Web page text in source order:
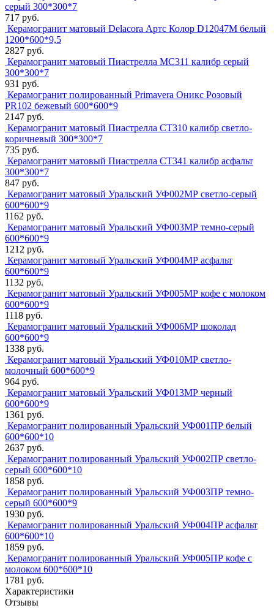
серый 300*300*7
717 руб.
Керамогранит матовый Delacora Артс Колор D12047M белый
1200*600*9,5
2827 руб.
Керамогранит матовый Пиастрелла МС311 калибр серый
300*300*7
931 руб.
Керамогранит полированный Primavera Оникс Розовый
PR102 бежевый 600*600*9
2147 руб.
Керамогранит матовый Пиастрелла СТ310 калибр светло-
коричневый 300*300*7
735 руб.
Керамогранит матовый Пиастрелла СТ341 калибр асфальт
300*300*7
847 руб.
Керамогранит матовый Уральский УФ002МР светло-серый
600*600*9
1162 руб.
Керамогранит матовый Уральский УФ003МР темно-серый
600*600*9
1212 руб.
Керамогранит матовый Уральский УФ004МР асфальт
600*600*9
1132 руб.
Керамогранит матовый Уральский УФ005МР кофе с молоком
600*600*9
1118 руб.
Керамогранит матовый Уральский УФ006МР шоколад
600*600*9
1338 руб.
Керамогранит матовый Уральский УФ010МР светло-
молочный 600*600*9
964 руб.
Керамогранит матовый Уральский УФ013МР черный
600*600*9
1361 руб.
Керамогранит полированный Уральский УФ001ПР белый
600*600*10
2637 руб.
Керамогранит полированный Уральский УФ002ПР светло-
серый 600*600*10
1858 руб.
Керамогранит полированный Уральский УФ003ПР темно-
серый 600*600*9
1930 руб.
Керамогранит полированный Уральский УФ004ПР асфальт
600*600*10
1859 руб.
Керамогранит полированный Уральский УФ005ПР кофе с
молоком 600*600*10
1781 руб.
Характеристики
Отзывы